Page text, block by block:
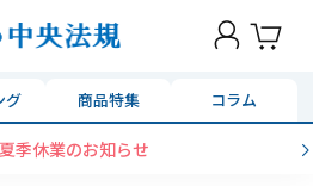
グ 商品特集 コラム
夏季休業のお知らせ